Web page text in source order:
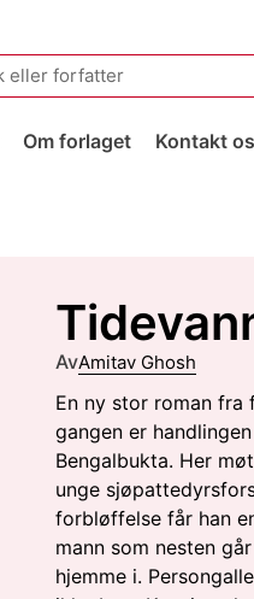
Om forlaget Kontakt
AvAmitav Ghosh
En ny stor roman fra
gangen er
Bengalbukta. Her
unge
forbløffelse får han
mann som nesten
hjemme i.